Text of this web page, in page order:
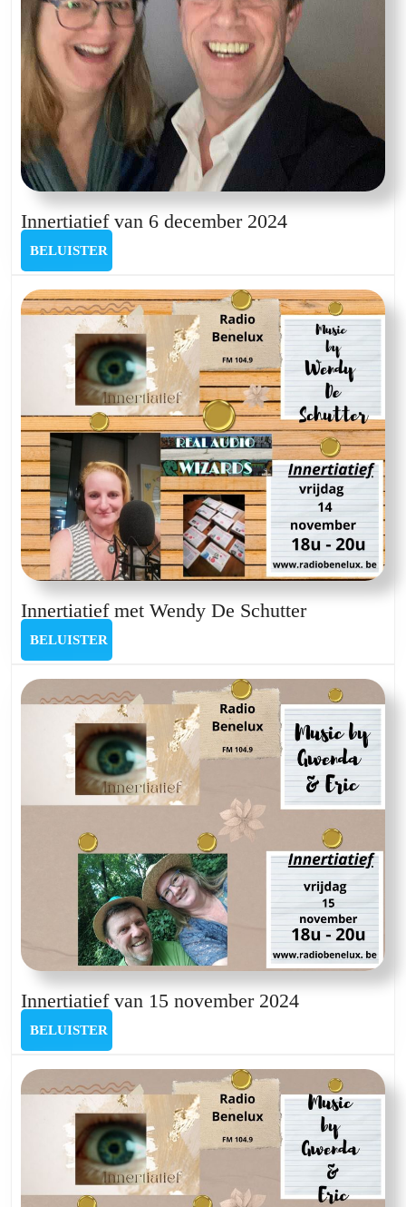
Innertiatief van 6 december 2024Innertiatief
december
2024
BELUISTER
Innertiatief met Wendy De SchutterInnertiatief
De
Schutter
BELUISTER
Innertiatief van 15 november 2024Innertiatief
november
2024
BELUISTER